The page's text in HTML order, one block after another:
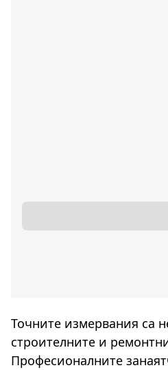
Точните измервания са
строителните и
Професионалните